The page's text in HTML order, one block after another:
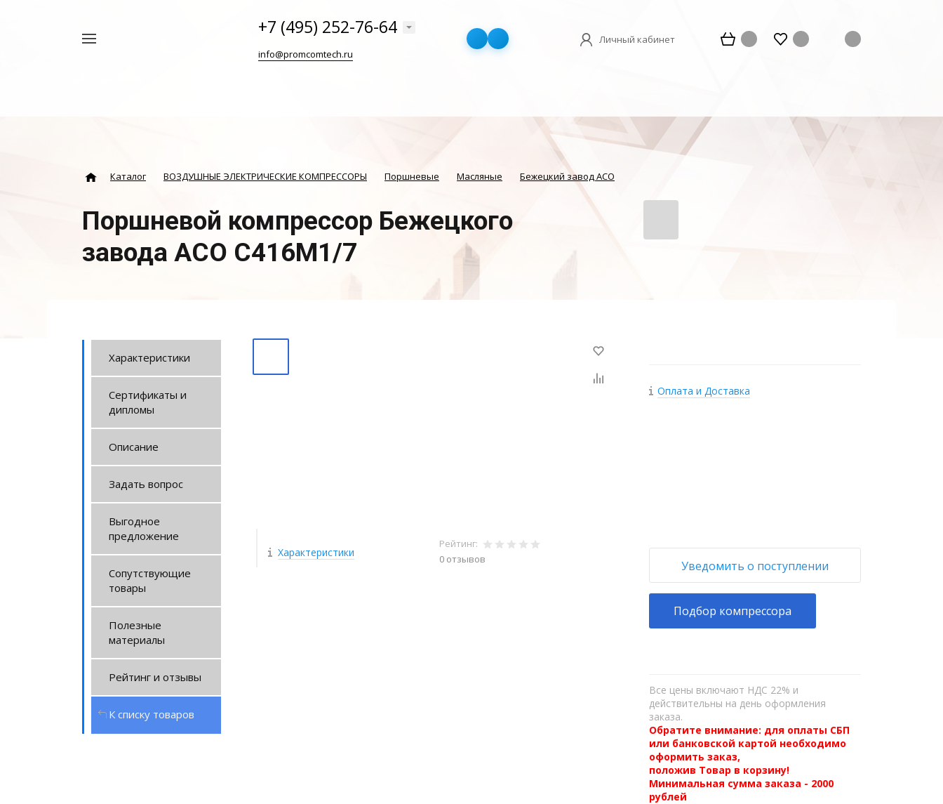
+7 (495) 252-76-64
info@promcomtech.ru
Личный кабинет
Каталог ВОЗДУШНЫЕ ЭЛЕКТРИЧЕСКИЕ КОМПРЕССОРЫ Поршневые Масляные Бежецкий завод АСО
Поршневой компрессор Бежецкого
завода АСО С416М1/7
Характеристики
Сертификаты и
дипломы
Описание
Задать вопрос
Выгодное
предложение
Сопутствующие
товары
Полезные
материалы
Рейтинг и отзывы
К списку товаров
Характеристики
Рейтинг:
0 отзывов
Оплата и Доставка
Уведомить о поступлении
Подбор компрессора
Все цены включают НДС 22% и
действительны на день оформления
заказа.
Обратите внимание: для оплаты СБП
или банковской картой необходимо
оформить заказ,
положив Товар в корзину!
Минимальная сумма заказа - 2000
рублей